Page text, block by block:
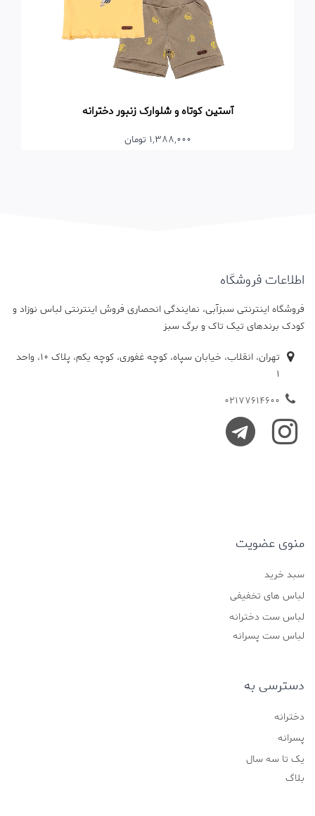
آستین کوتاه و شلوارک زنبور دخترانه
1,388,000 تومان
اطلاعات فروشگاه
فروشگاه اینترنتی سبزآبی، نمایندگی انحصاری فروش اینترنتی لباس نوزاد و
کودک برندهای تیک تاک و برگ سبز
تهران، انقلاب، خیابان سپاه، کوچه غفوری، کوچه یکم، پلاک 10، واحد
1
02177614600
منوی عضویت
سبد خرید
لباس های تخفیفی
لباس ست دخترانه
لباس ست پسرانه
دسترسی به
دخترانه
پسرانه
یک تا سه سال
بلاگ